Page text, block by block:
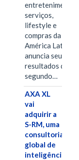
entretenimento,
serviços,
lifestyle e
compras da
América Latina
anuncia seus
resultados do
segundo…
AXA XL
vai
adquirir a
S-RM, uma
consultoria
global de
inteligência